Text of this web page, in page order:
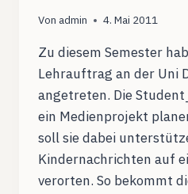
Von admin 4. Mai 2011
Zu diesem Semester
Lehrauftrag an der Uni
angetreten. Die
ein Medienprojekt
soll sie dabei
Kindernachrichten auf
verorten. So bekommt